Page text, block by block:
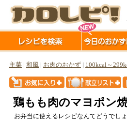
主菜 和風 お肉のおかず 100kcal～
鶏もも肉のマヨポン
お弁当に使えるレシピなんてどうでし